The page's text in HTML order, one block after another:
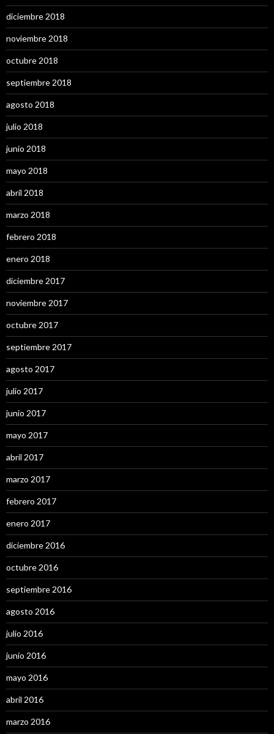
diciembre 2018
noviembre 2018
octubre 2018
septiembre 2018
agosto 2018
julio 2018
junio 2018
mayo 2018
abril 2018
marzo 2018
febrero 2018
enero 2018
diciembre 2017
noviembre 2017
octubre 2017
septiembre 2017
agosto 2017
julio 2017
junio 2017
mayo 2017
abril 2017
marzo 2017
febrero 2017
enero 2017
diciembre 2016
octubre 2016
septiembre 2016
agosto 2016
julio 2016
junio 2016
mayo 2016
abril 2016
marzo 2016